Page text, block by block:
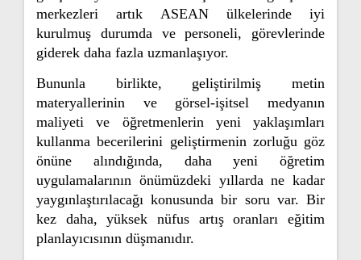
merkezleri artık ASEAN ülkelerinde iyi
kurulmuş durumda ve personeli, görevlerinde
giderek daha fazla uzmanlaşıyor.
Bununla birlikte, geliştirilmiş metin
materyallerinin ve görsel-işitsel medyanın
maliyeti ve öğretmenlerin yeni yaklaşımları
kullanma becerilerini geliştirmenin zorluğu göz
önüne alındığında, daha yeni öğretim
uygulamalarının önümüzdeki yıllarda ne kadar
yaygınlaştırılacağı konusunda bir soru var. Bir
kez daha, yüksek nüfus artış oranları eğitim
planlayıcısının düşmanıdır.